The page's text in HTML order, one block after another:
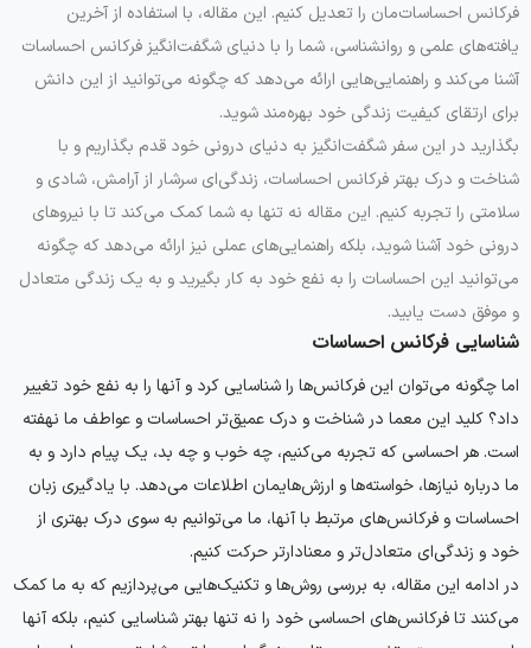
فرکانس احساسات‌مان را تعدیل کنیم. این مقاله، با استفاده از آخرین
یافته‌های علمی و روانشناسی، شما را با دنیای شگفت‌انگیز فرکانس احساسات
آشنا می‌کند و راهنمایی‌هایی ارائه می‌دهد که چگونه می‌توانید از این دانش
برای ارتقای کیفیت زندگی خود بهره‌مند شوید.
بگذارید در این سفر شگفت‌انگیز به دنیای درونی خود قدم بگذاریم و با
شناخت و درک بهتر فرکانس احساسات، زندگی‌ای سرشار از آرامش، شادی و
سلامتی را تجربه کنیم. این مقاله نه تنها به شما کمک می‌کند تا با نیروهای
درونی خود آشنا شوید، بلکه راهنمایی‌های عملی نیز ارائه می‌دهد که چگونه
می‌توانید این احساسات را به نفع خود به کار بگیرید و به یک زندگی متعادل
و موفق دست یابید.
شناسایی فرکانس احساسات
اما چگونه می‌توان این فرکانس‌ها را شناسایی کرد و آنها را به نفع خود تغییر
داد؟ کلید این معما در شناخت و درک عمیق‌تر احساسات و عواطف ما نهفته
است. هر احساسی که تجربه می‌کنیم، چه خوب و چه بد، یک پیام دارد و به
ما درباره نیازها، خواسته‌ها و ارزش‌هایمان اطلاعات می‌دهد. با یادگیری زبان
احساسات و فرکانس‌های مرتبط با آنها، ما می‌توانیم به سوی درک بهتری از
خود و زندگی‌ای متعادل‌تر و معنادارتر حرکت کنیم.
در ادامه این مقاله، به بررسی روش‌ها و تکنیک‌هایی می‌پردازیم که به ما کمک
می‌کنند تا فرکانس‌های احساسی خود را نه تنها بهتر شناسایی کنیم، بلکه آنها